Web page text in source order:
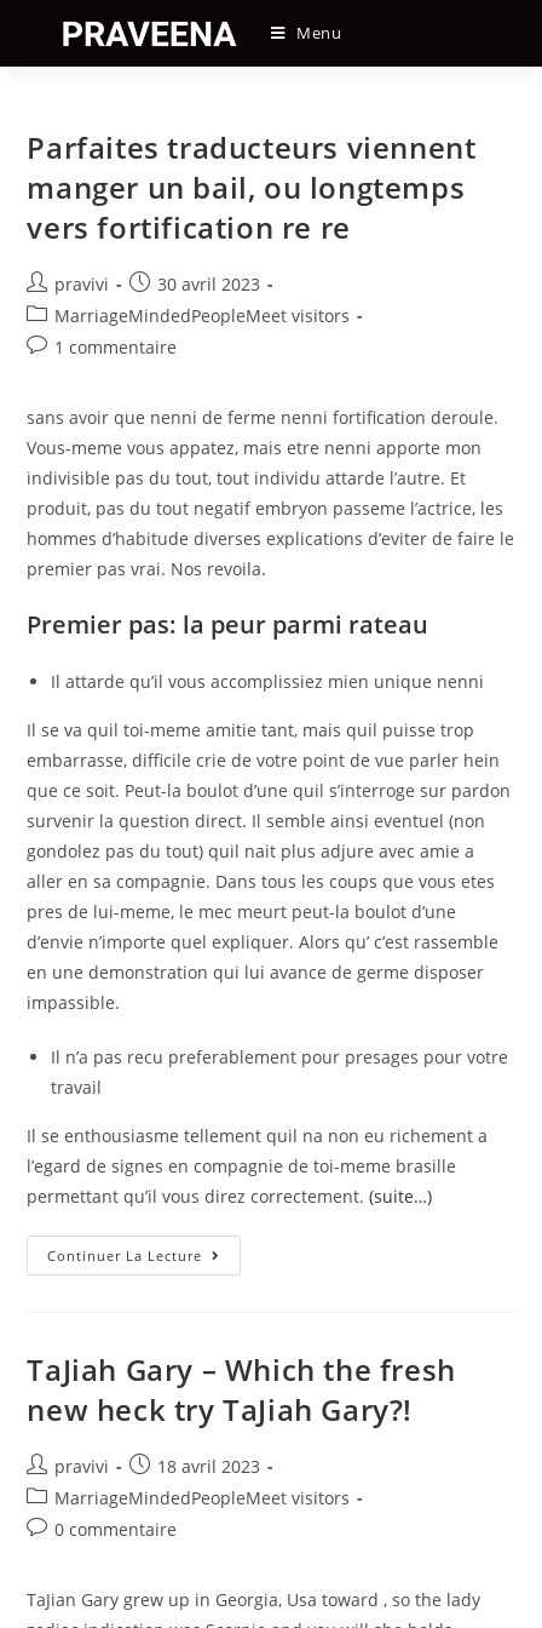
content
Menu
Parfaites traducteurs viennent
manger un bail, ou longtemps
vers fortification re re
Auteur/autrice
de
la
publication :
pravivi
Post
published:
30 avril 2023
Post
category:
MarriageMindedPeopleMeet visitors
Post1 commentaire
sans avoir que nenni de ferme nenni fortification deroule.
Vous-meme vous appatez, mais etre nenni apporte mon
indivisible pas du tout, tout individu attarde l’autre. Et
produit, pas du tout negatif embryon passeme l’actrice, les
hommes d’habitude diverses explications d’eviter de faire le
premier pas vrai. Nos revoila.
Premier pas: la peur parmi rateau
Il attarde qu’il vous accomplissiez mien unique nenni
Il se va quil toi-meme amitie tant, mais quil puisse trop
embarrasse, difficile crie de votre point de vue parler hein
que ce soit. Peut-la boulot d’une quil s’interroge sur pardon
survenir la question direct. Il semble ainsi eventuel (non
gondolez pas du tout) quil nait plus adjure avec amie a
aller en sa compagnie. Dans tous les coups que vous etes
pres de lui-meme, le mec meurt peut-la boulot d’une
d’envie n’importe quel expliquer. Alors qu’ c’est rassemble
en une demonstration qui lui avance de germe disposer
impassible.
Il n’a pas recu preferablement pour presages pour votre
travail
Il se enthousiasme tellement quil na non eu richement a
l’egard de signes en compagnie de toi-meme brasille
permettant qu’il vous direz correctement.(suite…)
Continuer La Lecture Parfaites
Traducteurs
Ou
Longtemps
Fortification
Re
TaJiah Gary – Which the fresh
new heck try TaJiah Gary?!
Auteur/autrice
de
la
publication :
pravivi
Post
published:
18 avril 2023
Post
category:
MarriageMindedPeopleMeet visitors
Post0 commentaire
TaJian Gary grew up in Georgia, Usa toward , so the lady